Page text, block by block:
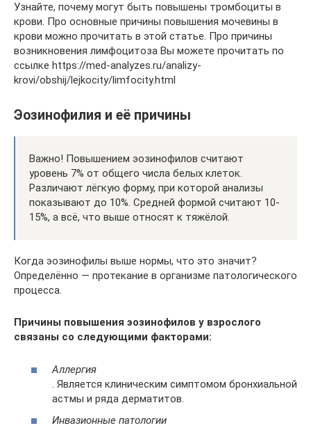
Узнайте, почему могут быть повышены тромбоциты в
крови. Про основные причины повышения мочевины в
крови можно прочитать в этой статье. Про причины
возникновения лимфоцитоза Вы можете прочитать по
ссылке https://med-analyzes.ru/analizy-
krovi/obshij/lejkocity/limfocity.html
Эозинофилия и её причины
Важно! Повышением эозинофилов считают
уровень 7% от общего числа белых клеток.
Различают лёгкую форму, при которой анализы
показывают до 10%. Средней формой считают 10-
15%, а всё, что выше относят к тяжёлой.
Когда эозинофилы выше нормы, что это значит?
Определённо — протекание в организме патологического
процесса.
Причины повышения эозинофилов у взрослого
связаны со следующими факторами:
Аллергия
. Является клиническим симптомом бронхиальной
астмы и ряда дерматитов.
Инвазионные патологии